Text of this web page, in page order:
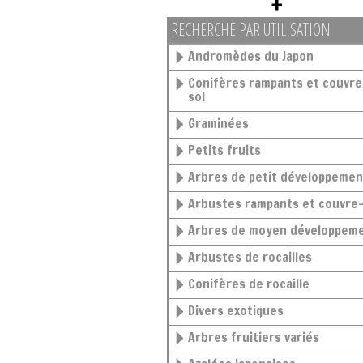
RECHERCHE PAR UTILISATION
Andromèdes du Japon
Conifères rampants et couvre-
sol
Graminées
Petits fruits
Arbres de petit
Arbustes rampants et
Arbres de moyen
Arbustes de rocailles
Conifères de rocaille
Divers exotiques
Arbres fruitiers variés